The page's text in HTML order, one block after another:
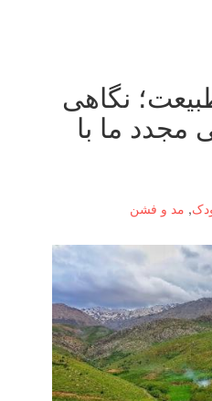
نگاهی
ما با
فشن